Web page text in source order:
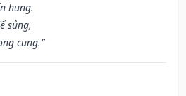
hung.
sủng,
cung.”